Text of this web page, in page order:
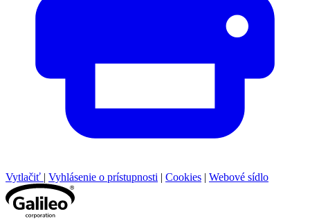
Vytlačiť | Vyhlásenie o prístupnosti | Cookies | Webové sídlo